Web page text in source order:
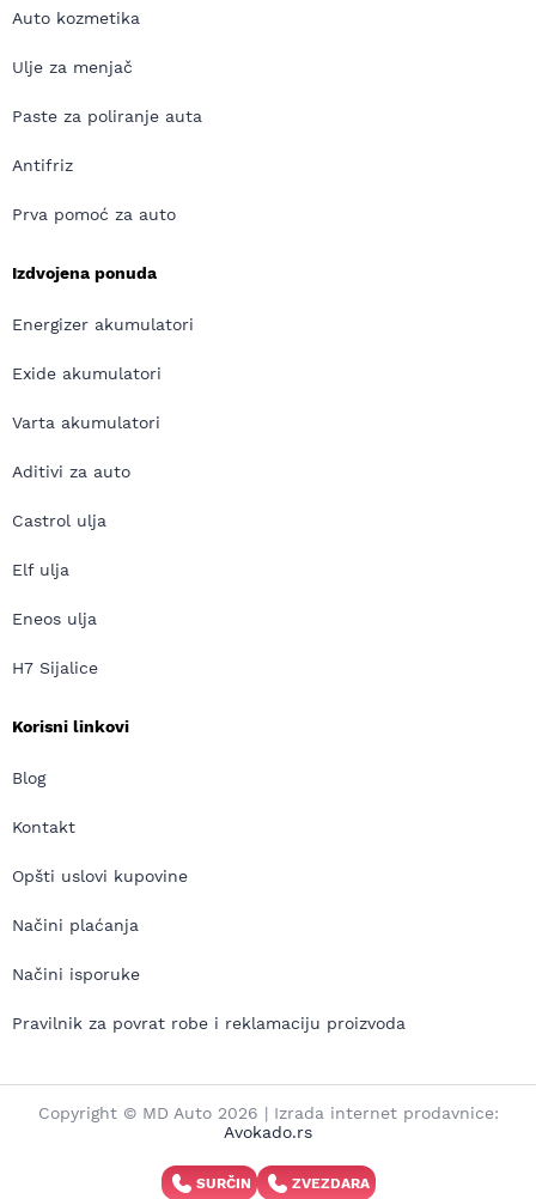
Auto kozmetika
Ulje za menjač
Paste za poliranje auta
Antifriz
Prva pomoć za auto
Izdvojena ponuda
Energizer akumulatori
Exide akumulatori
Varta akumulatori
Aditivi za auto
Castrol ulja
Elf ulja
Eneos ulja
H7 Sijalice
Korisni linkovi
Blog
Kontakt
Opšti uslovi kupovine
Načini plaćanja
Načini isporuke
Pravilnik za povrat robe i reklamaciju proizvoda
Copyright © MD Auto 2026 | Izrada internet prodavnice:
Avokado.rs
SURČIN ZVEZDARA